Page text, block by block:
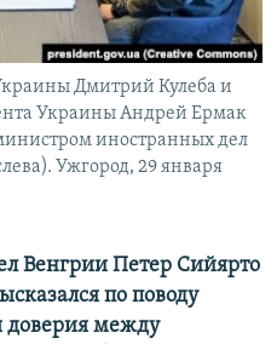
Дмитрий Кулеба и
Украины Андрей Ермак
иностранных дел
Ужгород, 29 января
Венгрии Петер Сийярто
по поводу
доверия между